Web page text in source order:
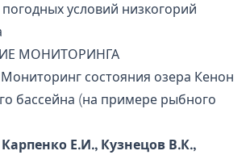
условий низкогорий
МОНИТОРИНГА
Мониторинг состояния озера Кенон
бассейна (на примере рыбного
Е.И., Кузнецов В.К.,